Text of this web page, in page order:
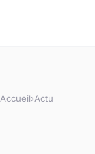
Accueil›Actu